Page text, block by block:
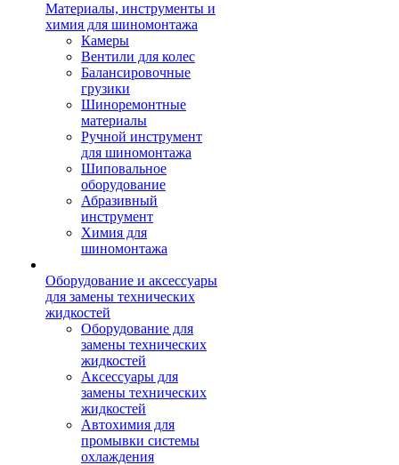
Материалы, инструменты и
химия для шиномонтажа
Камеры
Вентили для колес
Балансировочные
грузики
Шиноремонтные
материалы
Ручной инструмент
для шиномонтажа
Шиповальное
оборудование
Абразивный
инструмент
Химия для
шиномонтажа
Оборудование и аксессуары
для замены технических
жидкостей
Оборудование для
замены технических
жидкостей
Аксессуары для
замены технических
жидкостей
Автохимия для
промывки системы
охлаждения